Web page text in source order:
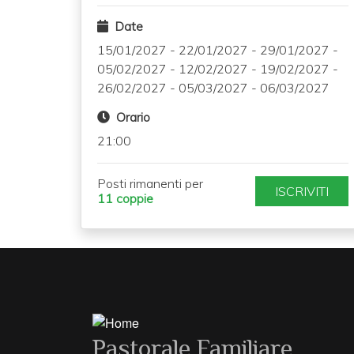
Date
15/01/2027 - 22/01/2027 - 29/01/2027 -
05/02/2027 - 12/02/2027 - 19/02/2027 -
26/02/2027 - 05/03/2027 - 06/03/2027
Orario
21:00
Posti rimanenti per
11 coppie
ISCRIVITI
Pastorale Familiare